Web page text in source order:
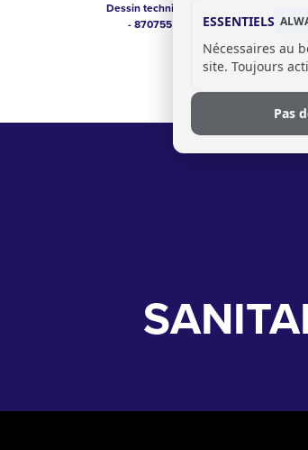
Dessin technique
- 870755
sanitaire FR-BE
ESSENTIELS
Nécessaires au
site. Toujours
Pas